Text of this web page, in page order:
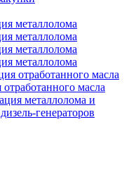
металлолома
металлолома
металлолома
металлолома
отработанного масла
масла
металлолома и
генераторов